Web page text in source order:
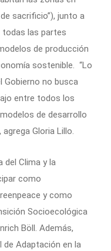
sacrificio”), junto a
todas las partes
de producción
sostenible. “Lo
Gobierno no busca
entre todos los
de desarrollo
Gloria Lillo.
del Clima y la
como
y como
Socioecológica
Böll. Además,
Adaptación en la